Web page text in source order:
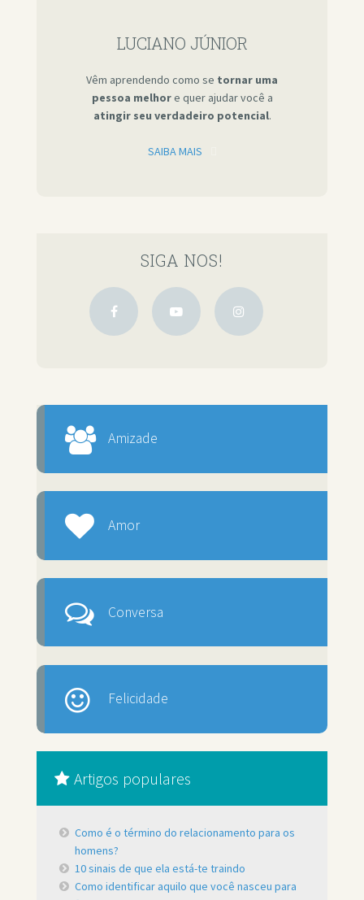
LUCIANO JÚNIOR
Vêm aprendendo como se tornar uma
pessoa melhore quer ajudar você a
atingir seu verdadeiro potencial.
SAIBA MAIS
SIGA NOS!
Amizade
Amor
Conversa
Felicidade
Artigos populares
Como é o término do relacionamento para os
homens?
10 sinais de que ela está-te traindo
Como identificar aquilo que você nasceu para